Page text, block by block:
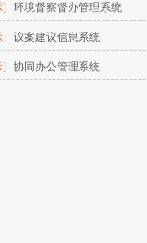
] 环境督察督办管理系统
] 议案建议信息系统
] 协同办公管理系统